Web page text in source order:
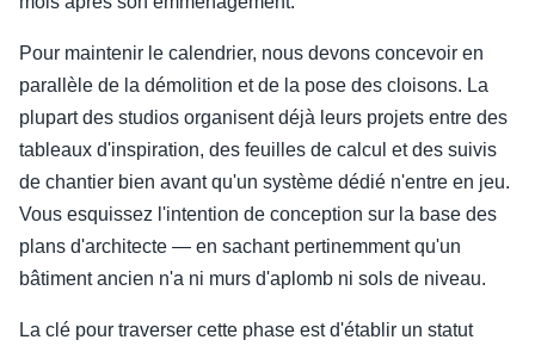
Pour maintenir le calendrier, nous devons concevoir en
parallèle de la démolition et de la pose des cloisons. La
plupart des studios organisent déjà leurs projets entre des
tableaux d'inspiration, des feuilles de calcul et des suivis
de chantier bien avant qu'un système dédié n'entre en jeu.
Vous esquissez l'intention de conception sur la base des
plans d'architecte — en sachant pertinemment qu'un
bâtiment ancien n'a ni murs d'aplomb ni sols de niveau.
La clé pour traverser cette phase est d'établir un statut